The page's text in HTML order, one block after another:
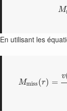
M
En utilisant les
Mmiss(r) =
v